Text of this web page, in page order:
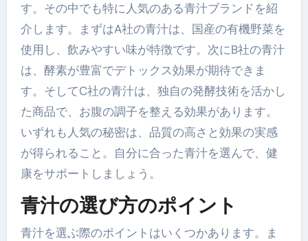
す。その中でも特に人気のある青汁ブランドを紹
介します。まずはA社の青汁は、国産の有機野菜を
使用し、飲みやすい味が特徴です。次にB社の青汁
は、酵素が豊富でデトックス効果が期待できま
す。そしてC社の青汁は、独自の発酵技術を活かし
た商品で、お腹の調子を整える効果があります。
いずれも人気の秘密は、品質の高さと効果の実感
が得られること。自分に合った青汁を選んで、健
康をサポートしましょう。
青汁の選び方のポイント
青汁を選ぶ際のポイントはいくつかあります。ま